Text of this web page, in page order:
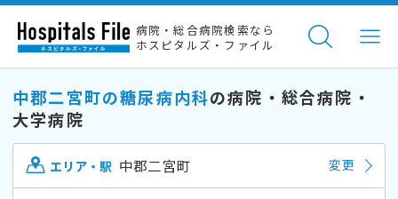
病院・総合病院検索なら
ホスピタルズ・ファイル
中郡二宮町の糖尿病内科の病院・総合病院・
大学病院
エリア・駅 中郡二宮町 変更